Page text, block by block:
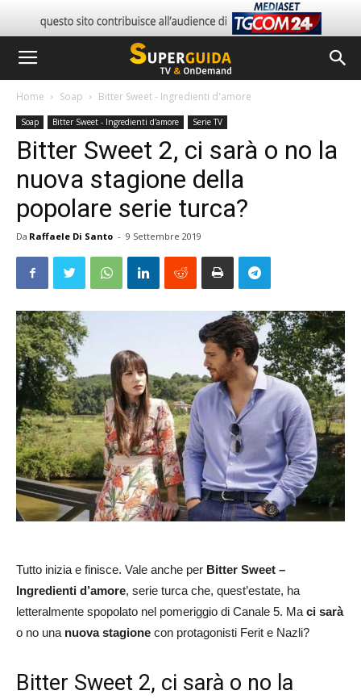
Home Soap Bitter Sweet - Ingredienti d'amore
Soap Bitter Sweet - Ingredienti d'amore Serie TV
Bitter Sweet 2, ci sarà o no la
nuova stagione della
popolare serie turca?
Da Raffaele Di Santo - 9 Settembre 2019
Tutto inizia e finisce. Vale anche per Bitter Sweet –
Ingredienti d’amore, serie turca che, quest’estate, ha
letteralmente spopolato nel pomeriggio di Canale 5. Ma ci sarà
o no una nuova stagione con protagonisti Ferit e Nazli?
Bitter Sweet 2, ci sarà o no la